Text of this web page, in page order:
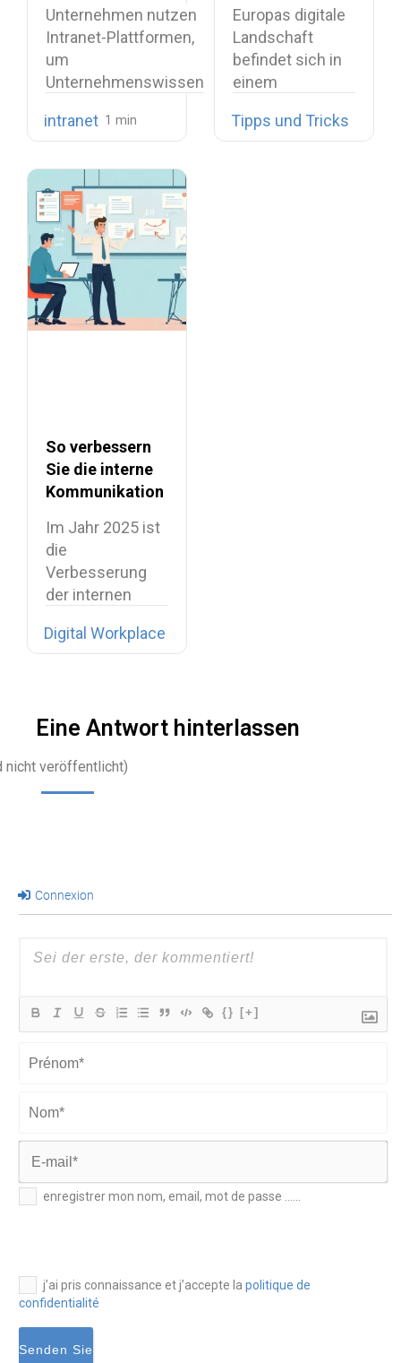
Funktionen und
Anwendungsfälle
Unternehmen nutzen
Intranet-Plattformen,
um
Unternehmenswissen
interne
bereitzustellen und…
intranet
Ein
vollständiger
Vergleichsleitfaden
Europas digitale
Landschaft
befindet sich in
einem
strukturellen
Tipps und Tricks
So verbessern
Sie die interne
Kommunikation
Im Jahr 2025 ist
die
Verbesserung
der internen
längst nicht
Digital Workplace
Eine Antwort hinterlassen
nicht veröffentlicht)
Connexion
{} [+]
Nom*
E-
mail*
enregistrer mon nom, email, mot de passe ......
j’ai pris connaissance et j’accepte la politique de
confidentialité